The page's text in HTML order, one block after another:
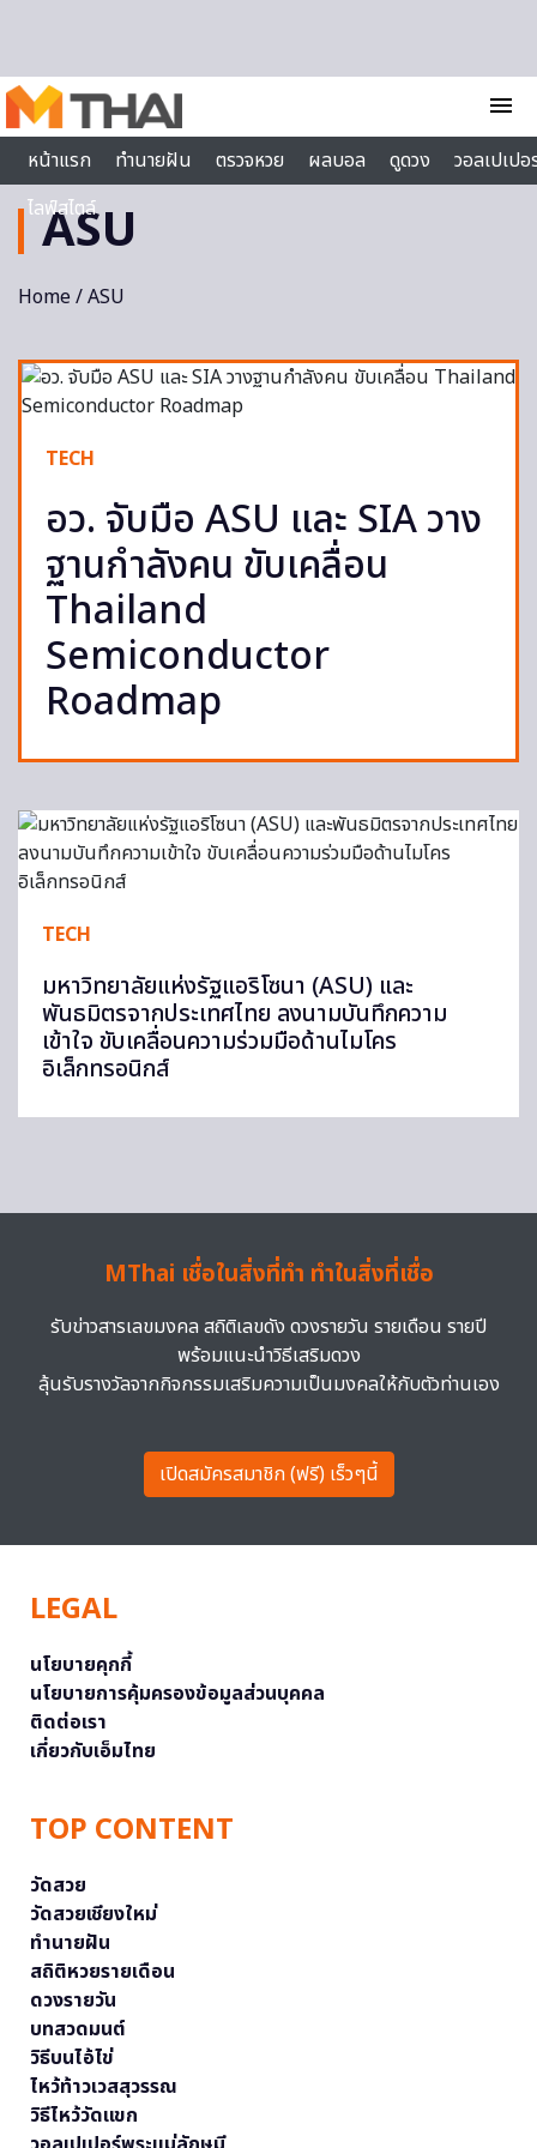
menu
หน้าแรก
ทำนายฝัน ตรวจหวย ผลบอล ดูดวง
วอลเปเป
ไลฟ์สไตล์
ASU
Home/ ASU
TECH
อว. จับมือ ASU และ SIA วาง
ฐานกำลังคน ขับเคลื่อน
Thailand
Semiconductor
Roadmap
TECH
มหาวิทยาลัยแห่งรัฐแอริโซนา (ASU) และ
พันธมิตรจากประเทศไทย ลงนามบันทึกความ
เข้าใจ ขับเคลื่อนความร่วมมือด้านไมโคร
อิเล็กทรอนิกส์
MThai เชื่อในสิ่งที่ทำ ทำในสิ่งที่เชื่อ
รับข่าวสารเลขมงคล สถิติเลขดัง ดวงรายวัน รายเดือน รายปี
พร้อมแนะนำวิธีเสริมดวง
ลุ้นรับรางวัลจากกิจกรรมเสริมความเป็นมงคลให้กับตัวท่านเอง
เปิดสมัครสมาชิก (ฟรี) เร็วๆนี้
LEGAL
นโยบายคุกกี้
นโยบายการคุ้มครองข้อมูลส่วนบุคคล
ติดต่อเรา
เกี่ยวกับเอ็มไทย
TOP CONTENT
วัดสวย
วัดสวยเชียงใหม่
ทำนายฝัน
สถิติหวยรายเดือน
ดวงรายวัน
บทสวดมนต์
วิธีบนไอ้ไข่
ไหว้ท้าวเวสสุวรรณ
วิธีไหว้วัดแขก